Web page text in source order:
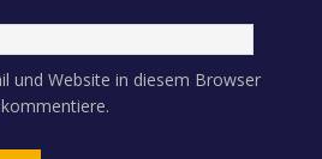
und Website in diesem Browser